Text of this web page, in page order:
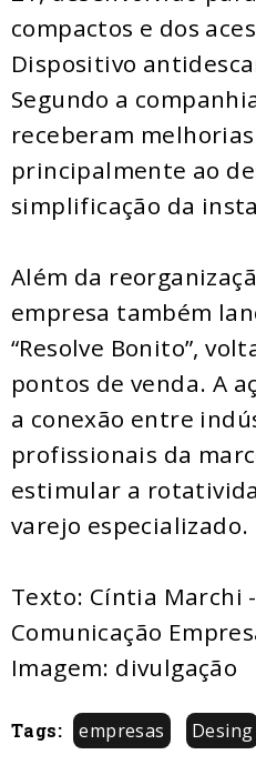
compactos e dos
Dispositivo
Segundo a
receberam
principalmente ao
simplificação da
Além da
empresa também
“Resolve Bonito”,
pontos de venda. A
a conexão entre
profissionais da
estimular a
varejo especializado.
Texto: Cíntia Marchi
Comunicação
Imagem: divulgação
Tags: empresas Desing